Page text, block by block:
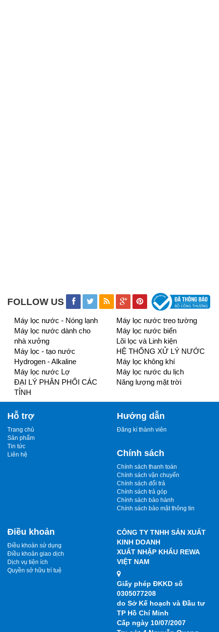
FOLLOW US
Máy lọc nước - Nóng lạnh
Máy lọc nước treo tường
Máy lọc nước dành cho
nhà xưởng
Máy lọc nước biển
Lõi lọc và Linh kiện
Máy lọc - tạo nước
Hydrogen - Alkaline
HỆ THỐNG XỬ LÝ NƯỚC
Máy lọc không khí
Máy lọc nước Lợ
Máy lọc nước du lịch
ĐẠI LÝ PHÂN PHỐI CÁC
TỈNH
Năng lượng mặt trời
Hỗ trợ
Trang chủ
Sản phẩm
Tin tức
Liên hệ
Hướng dẫn
Đăng kí thành viên
Chính sách
Chính sách thanh toán
Chính sách vận chuyển
Chính sách đổi trả
Chính sách trả góp
Chính sách bảo hành
Chính sách bảo mật thông tin
Điều khoản
Điều khoản sử dụng
Điều khoản giao dịch
Dịch vụ tiện ích
Quyền sở hữu trí tuệ
CÔNG TY TNHH SẢN XUẤT
KINH DOANH
XUẤT NHẬP KHẨU REWA
VIỆT NAM
Giấy phép ĐKKD số
0305077208
do Sở Kế hoạch và Đầu tư
TP Hồ Chí Minh
Cấp ngày 10/07/2007